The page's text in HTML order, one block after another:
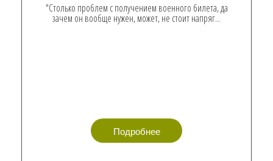
"Столько проблем с получением военного билета, да
зачем он вообще нужен, может, не стоит напряг...
Подробнее